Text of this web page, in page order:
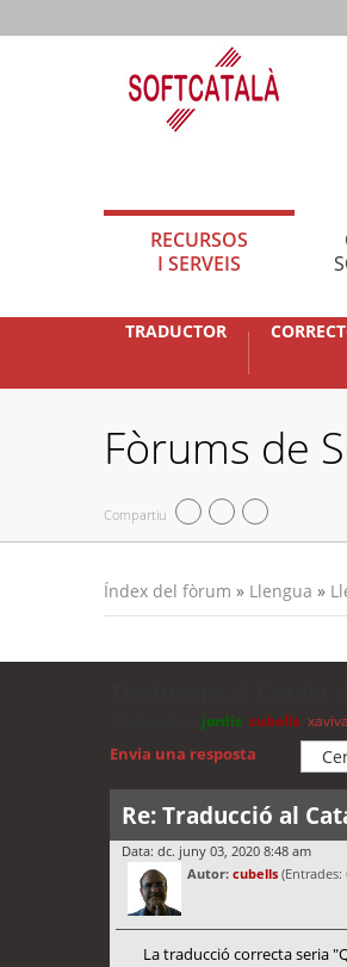
RECURSOS
I SERVEIS
TRADUCTOR
Fòrums de
Compartiu
Índex del fòrum » Llengua »
jordis cubells
Envia una resposta
Re: Traducció al
Data: dc. juny 03, 2020 8:48 am
Autor: cubells (Entrades:
La traducció correcta seria